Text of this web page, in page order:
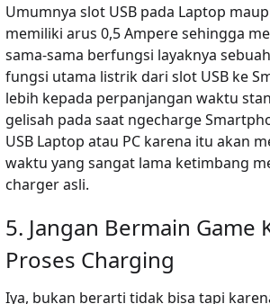
Umumnya slot USB pada Laptop
memiliki arus 0,5 Ampere sehingga
sama-sama berfungsi layaknya
fungsi utama listrik dari slot USB ke
lebih kepada perpanjangan waktu
gelisah pada saat ngecharge
USB Laptop atau PC karena itu akan
waktu yang sangat lama ketimbang
charger asli.
5. Jangan Bermain Game
Proses Charging
Iya, bukan berarti tidak bisa tapi